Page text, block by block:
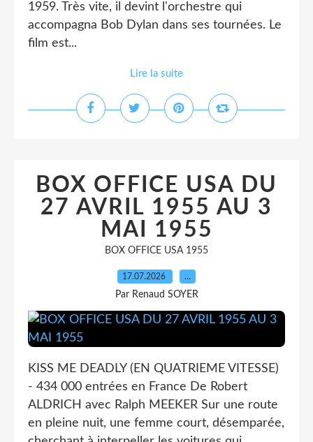
1959. Très vite, il devint l'orchestre qui
accompagna Bob Dylan dans ses tournées. Le
film est...
Lire la suite
BOX OFFICE USA DU
27 AVRIL 1955 AU 3
MAI 1955
BOX OFFICE USA 1955
17.07.2026 …
Par Renaud SOYER
KISS ME DEADLY (EN QUATRIEME VITESSE)
- 434 000 entrées en France De Robert
ALDRICH avec Ralph MEEKER Sur une route
en pleine nuit, une femme court, désemparée,